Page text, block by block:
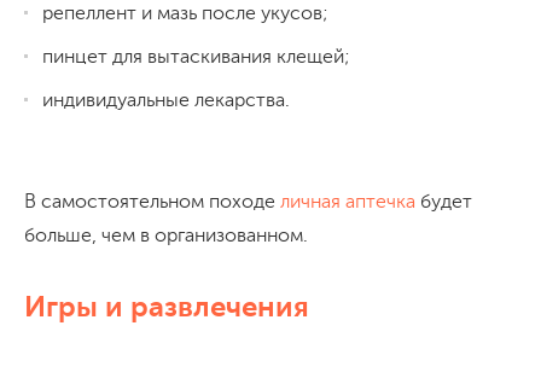
репеллент и мазь после укусов;
пинцет для вытаскивания клещей;
индивидуальные лекарства.
В самостоятельном походе личная аптечка будет
больше, чем в организованном.
Игры и развлечения